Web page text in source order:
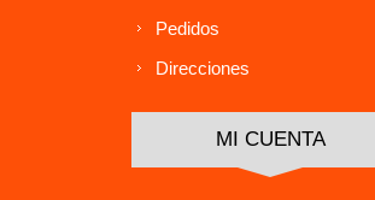
Pedidos
Direcciones
MI CUENTA